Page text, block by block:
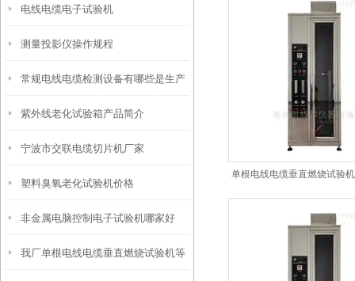
电线电缆电子试验机
测量投影仪操作规程
常规电线电缆检测设备有哪些是生产
许可证需要的？
紫外线老化试验箱产品简介
宁波市交联电缆切片机厂家
塑料臭氧老化试验机价格
非金属电脑控制电子试验机哪家好
我厂单根电线电缆垂直燃烧试验机等
单根电线电缆垂直燃烧试验